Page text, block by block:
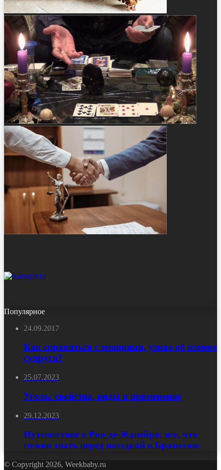
Популярное
24.09.2017
Как справиться с эмоциями, узнав об измене
супруга?
25.07.2023
Уголь: свойства, виды и применение
29.12.2023
Путешествие в Рио-де-Жанейро: все, что
нужно знать перед поездкой в Бразилию
© Copyright 2026, Weekbaby.ru